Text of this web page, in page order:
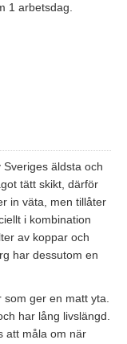
1 arbetsdag.
äldsta och
tätt skikt, därför
in väta, men tillåter
i kombination
av koppar och
har dessutom en
ger en matt yta.
har lång livslängd.
att måla om när